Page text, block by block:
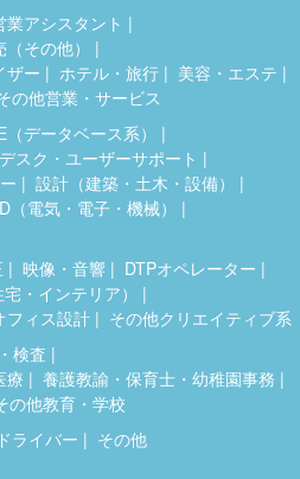
業アシスタント
その他）
ザー
ホテル・旅行
美容・エステ
の他営業・サービス
（データベース系）
スク・ユーザーサポート
設計（建築・土木・設備）
（電気・電子・機械）
映像・音響
DTPオペレーター
・インテリア）
フィス設計
その他クリエイティブ系
検査
療
養護教諭・保育士・幼稚園事務
の他教育・学校
ライバー
その他